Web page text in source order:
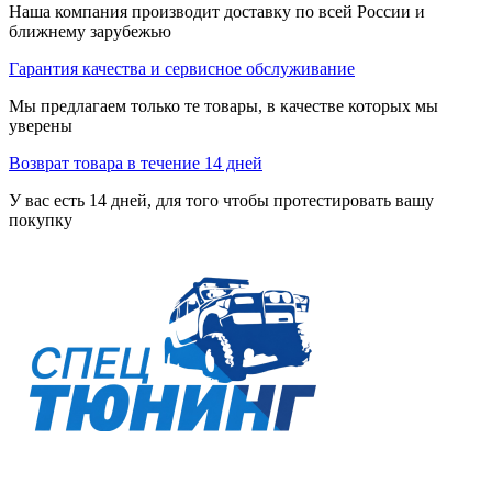
Наша компания производит доставку по всей России и
ближнему зарубежью
Гарантия качества и сервисное обслуживание
Мы предлагаем только те товары, в качестве которых мы
уверены
Возврат товара в течение 14 дней
У вас есть 14 дней, для того чтобы протестировать вашу
покупку